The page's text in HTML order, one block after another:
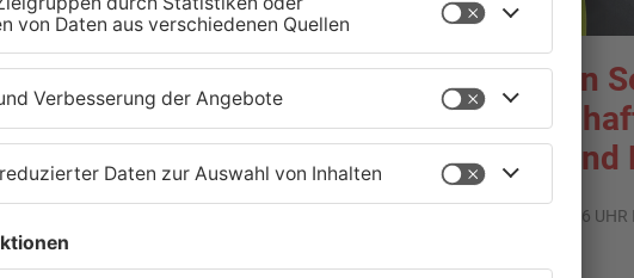
Waldbrandgefahr im
Primaveraland bleibt
weiterhin sehr hoch
Brände in
Hanau und
05.08.2026, 06:36